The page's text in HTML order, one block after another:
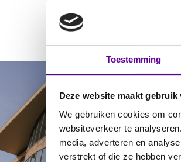
Toestemming
Deze website maakt gebruik
We gebruiken cookies om
websiteverkeer te
media, adverteren en
verstrekt of die ze hebben
voor
glanzend